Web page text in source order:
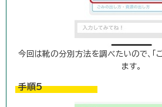
今回は靴の分別方法を調べたいので、「
ます。
手順5